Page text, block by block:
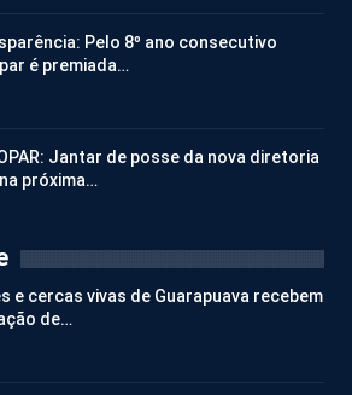
Pelo 8º ano consecutivo
é premiada…
Jantar de posse da nova diretoria
próxima…
e cercas vivas de Guarapuava recebem
de…